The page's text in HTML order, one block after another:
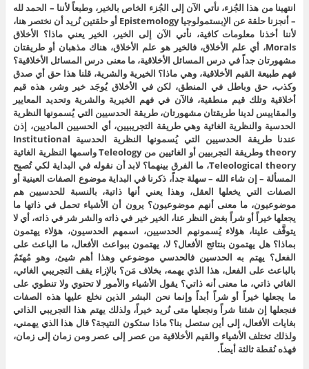
انتهينا من هذا الجُزء، نأتي الآن إلى الجُزء الخاص بالخير، وطبعاً لأننا – الحمد لله
– أنجزنا حلقة عن الإبستمولوجيا Epistemology أو حلقتين نُريد أن نختصر هنا،
لأننا أخذنا معلومات كافية، نأتي الآن إلى الخير، الخير يعني ماذا؟ الأخلاق
Morals، أي علم الأخلاق، فالخير هو علم الأخلاق، هناك مذهبان أو طريقتان
مشهورتان جداً في درس المسائل الأخلاقية، ما معنى درس المسائل الأخلاقية؟
فهم طبيعة القيم الأخلاقية، وهي ماذا؟ الخيرية والشرية، قلنا هذا حق أي صدق
وكذب، حق وباطل في المنطق، لكن في الأخلاق يُوجَد خير وشر، هذه قيم
أخلاقية وتلك قيم منطقية، فالآن في فهم الخيرية والشرية وتحديد المعايير
والمقاييس لدينا طريقتان مشهورتان، طريقة الحدسيين التي يُسمونها النظرية
الحدسية والنظرية الغائية وهي طريقة التجريبيين، أي الحسيين الماديين، إذن
عندنا طريقة الحدسيين التي يُسمونها النظرية الحدسية Institutional
theory وطريقة التجربيين أو الغائيين من Teleology واسمها النظرية الغائية
Teleological theory، ما الفرق بينهما؟ لابد أن نقوله في البداية لكي تُصبِح
المسألة – إن شاء الله – سهلة جداً، ذكرنا في البداية موضوع الصفات العينية أو
الصفات التي يخعلها العقل، وهذا يعني أنها ذاتية، بالنسبة للحدسيين هم
موضوعيون، ما معنى أنهم موضوعيون؟ يرون أن الأشياء تحمل في ذاتها ما
يجعلها خيراً أو شراً بغض النظر عنا، الخير خير في ذاته والشر شر في ذاته، أي لا
يتوقَّف علينا، هؤلاء يُسمونهم الحدسيين، اسمهم الحدسيون، هؤلاء يهتمون
بماذا؟ هل يهتمون بنتائج الأفعال؟ لا، يهتمون ببواعث الأفعال، ما الباعث على
الفعل؟ يهتم به الحدسين فالحدسي موضوعي وهذا أهم شيئ، وهو مُهتَمٌ
بالباعث على الفعل، هذا الذي يهمه، بخلاف مَن؟ بالإزاء يقف التجريبي الغائي،
الغائي ذاتي، ما معنى أنه ذاتي؟ يقول الأشياء والأمور لا تحتوي ولا تنطوي على
ما يجعلها خيراً أو شراً أبداً وإنما نحن البشر الذين نخلع عليها هذه الصفات
فنجعلها إن شئنا شراً ونجعلها متى نُريد خيراً، ولذلك يهتم هذا التجريبي الذاتي
بغايات الأفعال، إلى أين ستصل بنا؟ ماذا ستكون النتيجة؟ قال هذا الذي يهمني،
ولذلك تختلف الأشياء والقيم الأخلاقية من عصر إلى عصر ومن زمان إلى زمان،
فهذه نُقطة ثالثة أيضاً.